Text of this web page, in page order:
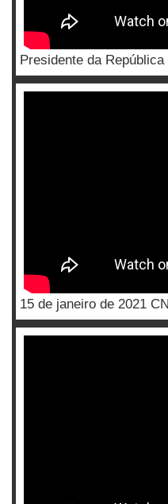
Presidente da
15 de janeiro de 2021